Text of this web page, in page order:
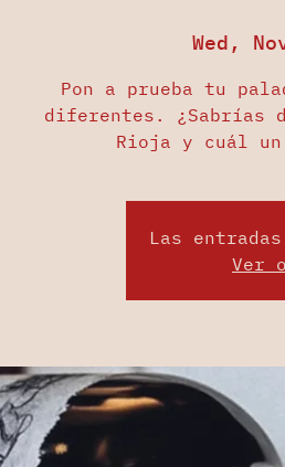
Wed,
Pon a prueba tu
diferentes. ¿Sabrías
Rioja y cuál un
Las
Ver